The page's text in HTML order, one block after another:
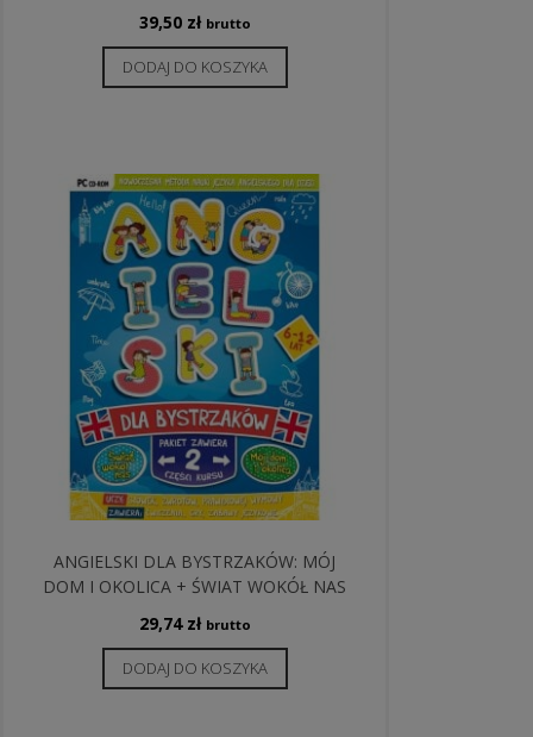
39,50 zł brutto
DODAJ DO KOSZYKA
ANGIELSKI DLA BYSTRZAKÓW: MÓJ
DOM I OKOLICA + ŚWIAT WOKÓŁ NAS
29,74 zł brutto
DODAJ DO KOSZYKA